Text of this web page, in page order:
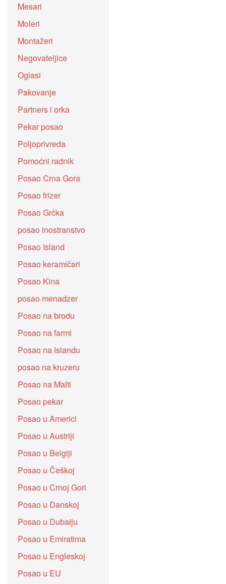
Mesari
Moleri
Montažeri
Negovateljice
Oglasi
Pakovanje
Partners i orka
Pekar posao
Poljoprivreda
Pomoćni radnik
Posao Crna Gora
Posao frizer
Posao Grčka
posao inostranstvo
Posao Island
Posao keramičari
Posao Kina
posao menadzer
Posao na brodu
Posao na farmi
Posao na Islandu
posao na kruzeru
Posao na Malti
Posao pekar
Posao u Americi
Posao u Austriji
Posao u Belgiji
Posao u Češkoj
Posao u Crnoj Gori
Posao u Danskoj
Posao u Dubaiju
Posao u Emiratima
Posao u Engleskoj
Posao u EU